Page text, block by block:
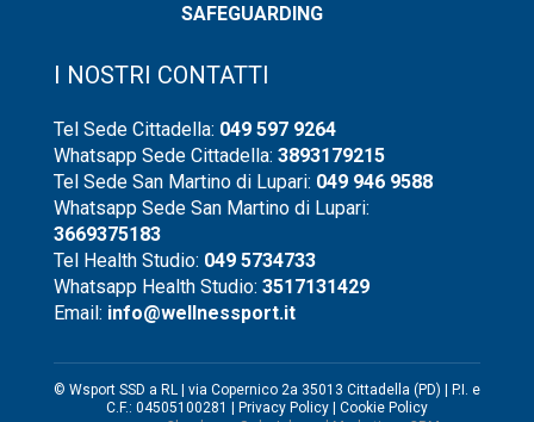
SAFEGUARDING
I NOSTRI CONTATTI
Tel Sede Cittadella: 049 597 9264
Whatsapp Sede Cittadella: 3893179215
Tel Sede San Martino di Lupari: 049 946 9588
Whatsapp Sede San Martino di Lupari:
3669375183
Tel Health Studio: 049 5734733
Whatsapp Health Studio: 3517131429
Email: info@wellnessport.it
© Wsport SSD a RL | via Copernico 2a 35013 Cittadella (PD) | P.I. e
C.F.: 04505100281 |
Privacy Policy| Cookie Policy